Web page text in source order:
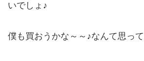
いでしょ♪
僕も買おうかな～～♪なんて思って